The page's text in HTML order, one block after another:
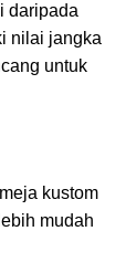
daripada
nilai jangka
untuk
kustom
mudah